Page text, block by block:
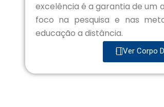
excelência é a garantia de um
foco na pesquisa e nas
educação a distância.
Ver Corpo